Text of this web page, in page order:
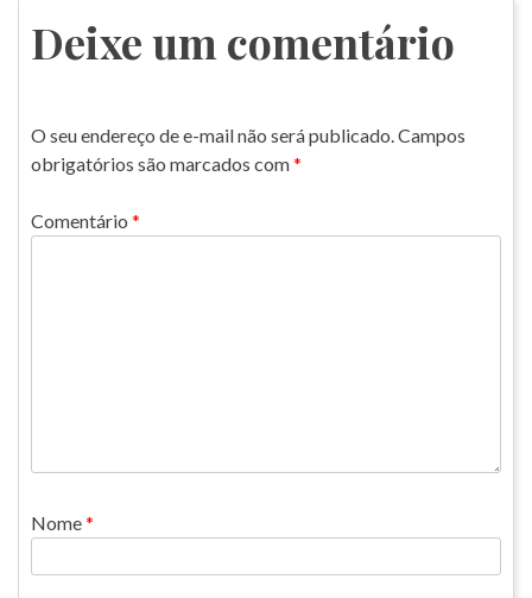
Post
Deixe um comentário
O seu endereço de e-mail não será publicado. Campos
obrigatórios são marcados com*
Comentário *
Nome*